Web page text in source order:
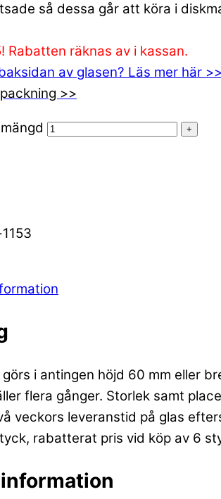
så dessa går att köra i
Rabatten räknas av i kassan.
av glasen? Läs mer här >>
>>
+
i antingen höjd 60 mm eller
flera gånger. Storlek samt
veckors leveranstid på glas
rabatterat pris vid köp av 6